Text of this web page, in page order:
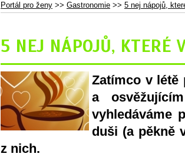
Portál pro ženy >> Gastronomie >> 5 nej nápojů,
5 NEJ NÁPOJŮ, KTERÉ
Zatímco v létě
a
vyhledáváme
duši (a pěkně
z nich.